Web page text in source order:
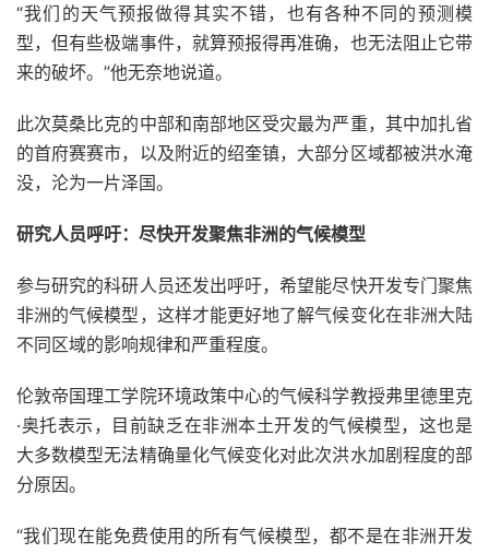
“我们的天气预报做得其实不错，也有各种不同的预测模
型，但有些极端事件，就算预报得再准确，也无法阻止它带
来的破坏。”他无奈地说道。
此次莫桑比克的中部和南部地区受灾最为严重，其中加扎省
的首府赛赛市，以及附近的绍奎镇，大部分区域都被洪水淹
没，沦为一片泽国。
研究人员呼吁：尽快开发聚焦非洲的气候模型
参与研究的科研人员还发出呼吁，希望能尽快开发专门聚焦
非洲的气候模型，这样才能更好地了解气候变化在非洲大陆
不同区域的影响规律和严重程度。
伦敦帝国理工学院环境政策中心的气候科学教授弗里德里克
·奥托表示，目前缺乏在非洲本土开发的气候模型，这也是
大多数模型无法精确量化气候变化对此次洪水加剧程度的部
分原因。
“我们现在能免费使用的所有气候模型，都不是在非洲开发